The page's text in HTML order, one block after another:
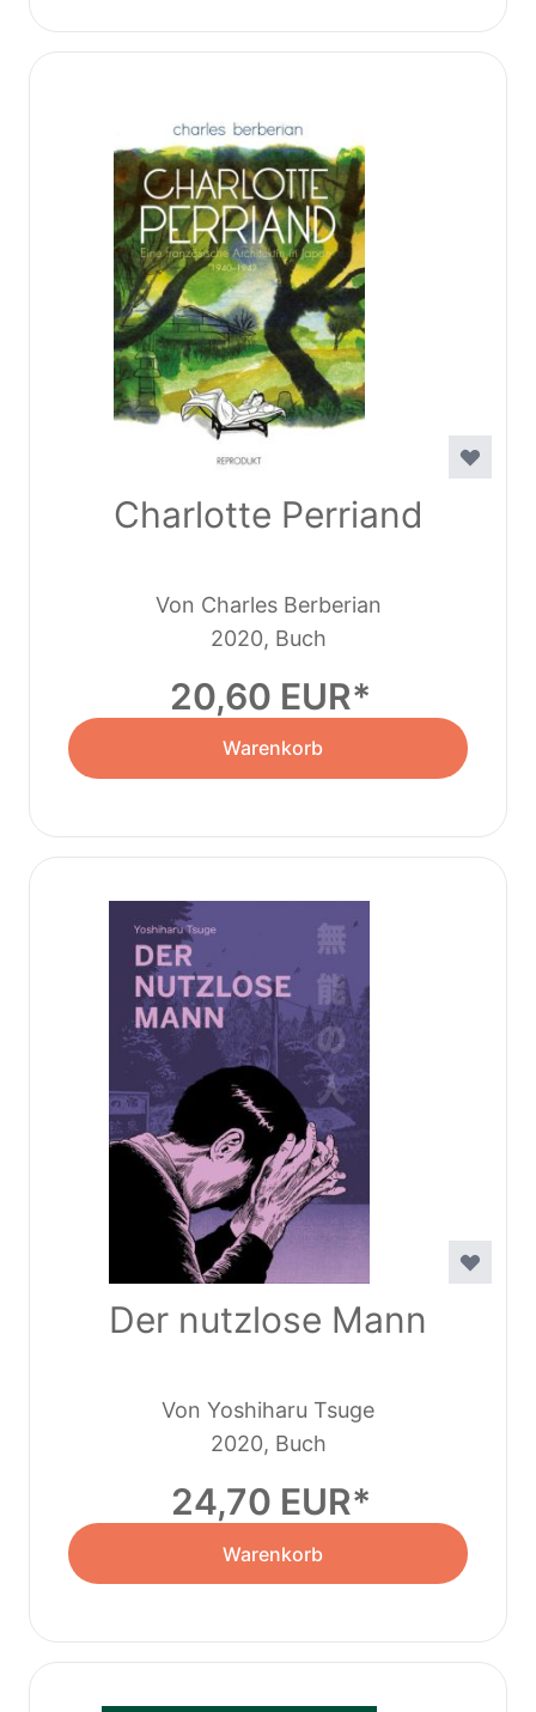
Charlotte Perriand
Von Charles Berberian
2020, Buch
20,60 EUR
Warenkorb
Der nutzlose Mann
Von Yoshiharu Tsuge
2020, Buch
24,70 EUR
Warenkorb